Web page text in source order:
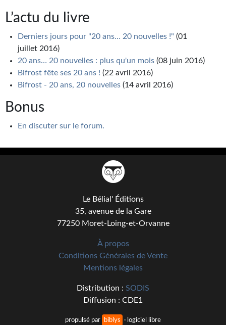
Support technique
L’actu du livre
Derniers jours pour "20 ans… 20 nouvelles !" (01
juillet 2016)
20 ans… 20 nouvelles : plus qu'un mois (08 juin 2016)
Bifrost fête ses 20 ans ! (22 avril 2016)
Bifrost - 20 ans, 20 nouvelles (14 avril 2016)
Bonus
En discuter sur le forum.
Le Bélial' Éditions
35, avenue de la Gare
77250 Moret-Loing-et-Orvanne
À propos
Conditions Générales de Vente
Mentions légales
Distribution : SODIS
Diffusion : CDE1
propulsé par biblys · logiciel libre